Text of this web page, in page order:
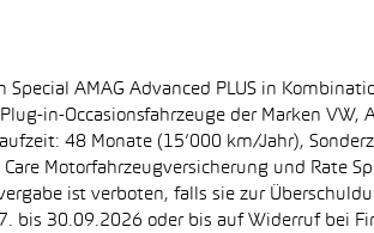
AMAG Advanced PLUS in
in-Occasionsfahrzeuge der Marken
48 Monate (15’000 km/Jahr),
Motorfahrzeugversicherung und Rate
ist verboten, falls sie zur
30.09.2026 oder bis auf Widerruf bei